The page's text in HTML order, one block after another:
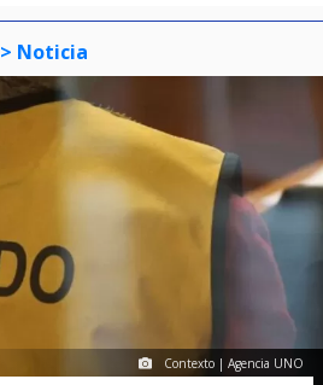
> Noticia
Contexto | Agencia UNO